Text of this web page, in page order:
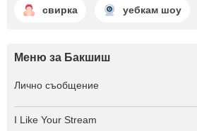
свирка уебкам шоу
Меню за Бакшиш
Лично съобщение
I Like Your Stream